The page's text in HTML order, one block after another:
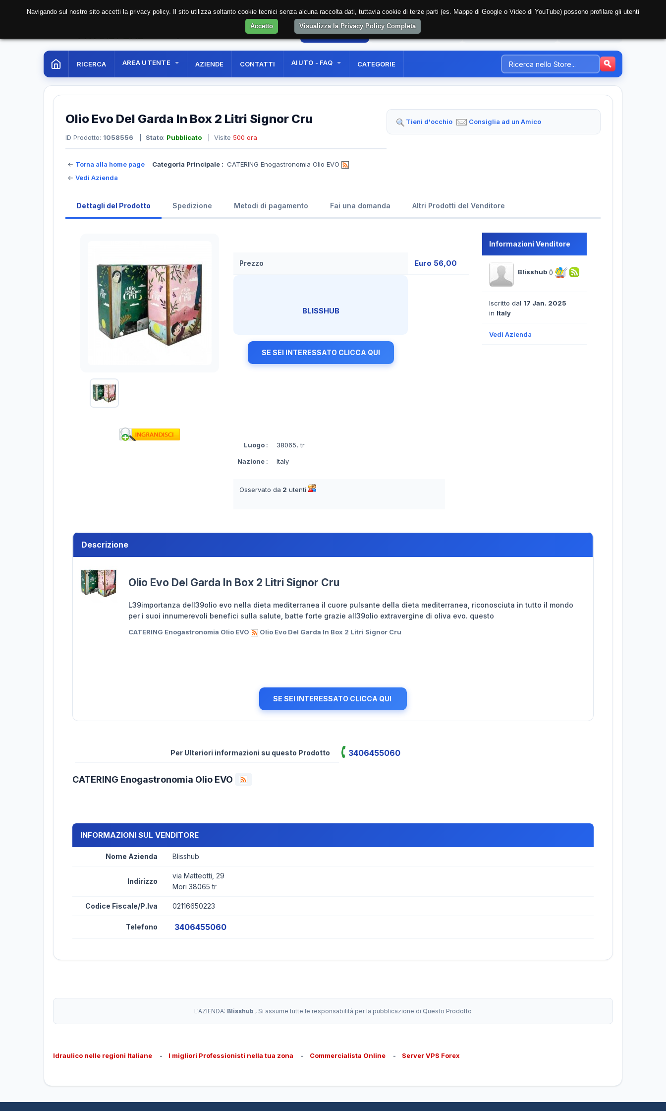
AREA RISERVATA REGISTRAZIONE UTENTE
RICERCA AREA UTENTE AZIENDE CONTATTI AIUTO - FAQ CATEGORIE
Olio Evo Del Garda In Box 2 Litri Signor Cru
ID Prodotto: 1058556 Stato: Pubblicato | Visite 500 ora
← Torna alla home page
← Vedi Azienda
Categoria Principale : CATERING Enogastronomia Olio EVO
Tieni d'occhio Consiglia ad un Amico
Dettagli del Prodotto Spedizione Metodi di pagamento Fai una domanda Altri Prodotti del Venditore
Prezzo Euro 56,00
BLISSHUB
SE SEI INTERESSATO CLICCA QUI
Luogo : 38065, tr
Nazione : Italy
Osservato da 2 utenti
Informazioni Venditore
Blisshub ()
Iscritto dal 17 Jan. 2025
in Italy
Vedi Azienda
Descrizione
Olio Evo Del Garda In Box 2 Litri Signor Cru
L39importanza dell39olio evo nella dieta mediterranea il cuore pulsante della dieta mediterranea, riconosciuta in tutto il mondo
per i suoi innumerevoli benefici sulla salute, batte forte grazie all39olio extravergine di oliva evo. questo
CATERING Enogastronomia Olio EVO Olio Evo Del Garda In Box 2 Litri Signor Cru
SE SEI INTERESSATO CLICCA QUI
Per Ulteriori informazioni su questo Prodotto 3406455060
CATERING Enogastronomia Olio EVO
INFORMAZIONI SUL VENDITORE
Nome Azienda Blisshub
Indirizzo
via Matteotti, 29
Mori 38065 tr
Codice Fiscale/P.Iva 02116650223
Telefono 3406455060
L'AZIENDA: Blisshub , Si assume tutte le responsabilità per la pubblicazione di Questo Prodotto
Idraulico nelle regioni Italiane - I migliori Professionisti nella tua zona - Commercialista Online - Server VPS Forex
Navigando sul nostro sito accetti la privacy policy. Il sito utilizza soltanto cookie tecnici senza alcuna raccolta dati, tuttavia cookie di terze parti (es. Mappe di Google o Video di YouTube) possono profilare gli utenti
Accetto
Visualizza la Privacy Policy Completa